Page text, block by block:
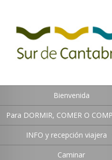
Bienvenida
Para DORMIR, COMER O
INFO y recepción viajera
Caminar